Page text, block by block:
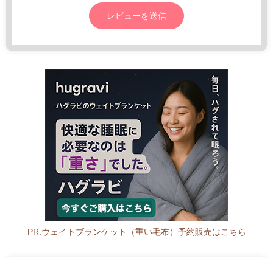
PR:ウェイトブランケット（重い毛布）予約販売はこちら